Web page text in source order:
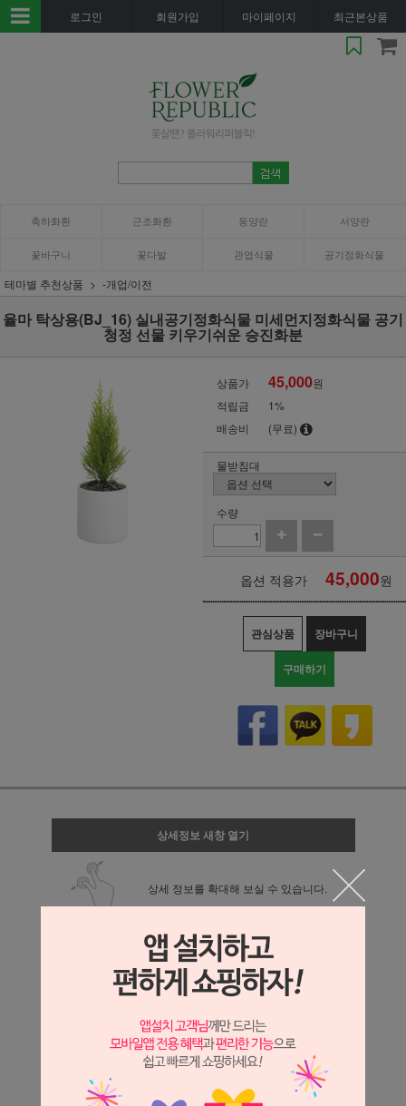
로그인 회원가입 마이페이지 최근본상품
축하화환 근조화환 동양란 서양란
꽃바구니 꽃다발 관엽식물 공기정화식물
테마별 추천상품 -개업/이전
율마 탁상용(BJ_16) 실내공기정화식물 미세먼지정화식물 공기
청정 선물 키우기쉬운 승진화분
상품가 45,000원
적립금
1%
배송비
(무료)
물받침대
수량
옵션 적용가 45,000원
관심상품 장바구니
구매하기
상세정보 새창 열기
상세 정보를 확대해 보실 수 있습니다.